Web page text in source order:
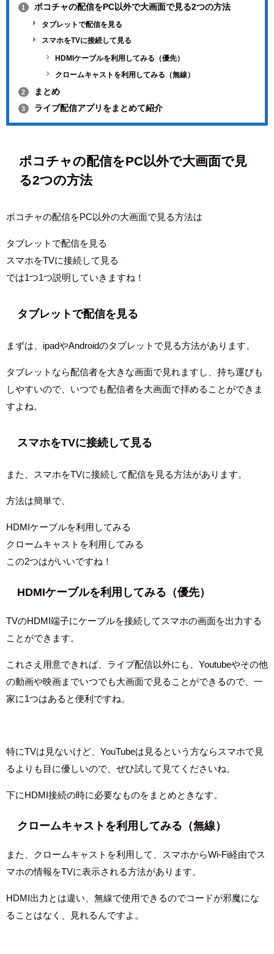
1 ポコチャの配信をPC以外で大画面で見る2つの方法
タブレットで配信を見る
スマホをTVに接続して見る
HDMIケーブルを利用してみる（優先）
クロームキャストを利用してみる（無線）
2 まとめ
3 ライブ配信アプリをまとめて紹介
ポコチャの配信をPC以外で大画面で見
る2つの方法
ポコチャの配信をPC以外の大画面で見る方法は
タブレットで配信を見る
スマホをTVに接続して見る
では1つ1つ説明していきますね！
タブレットで配信を見る
まずは、ipadやAndroidのタブレットで見る方法があります。
タブレットなら配信者を大きな画面で見れますし、持ち運びも
しやすいので、いつでも配信者を大画面で拝めることができま
すよね。
スマホをTVに接続して見る
また、スマホをTVに接続して配信を見る方法があります。
方法は簡単で、
HDMIケーブルを利用してみる
クロームキャストを利用してみる
この2つはがいいですね！
HDMIケーブルを利用してみる（優先）
TVのHDMI端子にケーブルを接続してスマホの画面を出力する
ことができます。
これさえ用意できれば、ライブ配信以外にも、Youtubeやその他
の動画や映画までいつでも大画面で見ることができるので、一
家に1つはあると便利ですね。
特にTVは見ないけど、YouTubeは見るという方ならスマホで見
るよりも目に優しいので、ぜひ試して見てくださいね。
下にHDMI接続の時に必要なものをまとめときなす。
クロームキャストを利用してみる（無線）
また、クロームキャストを利用して、スマホからWi-Fi経由でス
マホの情報をTVに表示される方法があります。
HDMI出力とは違い、無線で使用できるのでコードが邪魔にな
ることはなく、見れるんですよ。